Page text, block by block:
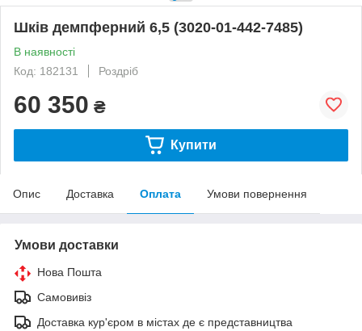
Шків демпферний 6,5 (3020-01-442-7485)
В наявності
Код: 182131
Роздріб
60 350 ₴
Купити
Опис Доставка Оплата Умови повернення
Умови доставки
Нова Пошта
Самовивіз
Доставка кур'єром в містах де є представництва